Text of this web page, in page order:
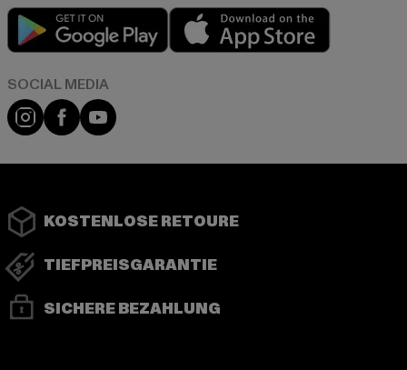
Play market
Instagram
FacebookYouTube
KOSTENLOSE RETOURE
TIEFPREISGARANTIE
SICHERE BEZAHLUNG